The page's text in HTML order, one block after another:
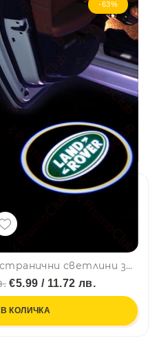
-63%
Безжични LAND ROVER странични светлини за врата на кола JQ-666, 2 броя LED лого
€5.99 / 11.72 лв.
КОЛИЧКА